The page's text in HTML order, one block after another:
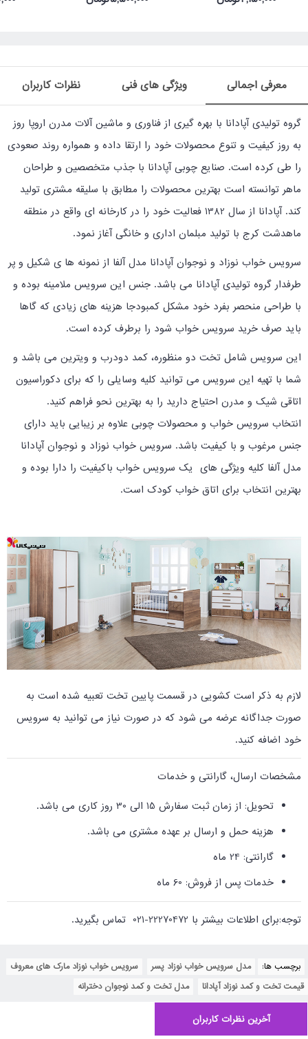
معرفی اجمالی ویژگی های فنی نظرات کاربران
گروه تولیدی آپادانا با بهره گیری از فناوری و ماشین آلات مدرن اروپا روز
به روز کیفیت و تنوع محصولات خود را ارتقا داده و همواره روند صعودی
را طی کرده است. صنایع چوبی آپادانا با جذب متخصصین و طراحان
ماهر توانسته است بهترین محصولات را مطابق با سلیقه مشتری تولید
کند. آپادانا از سال 1382 فعالیت خود را در کارخانه ای واقع در منطقه
ماهدشت کرج با تولید مبلمان اداری و خانگی آغاز نمود.
سرویس خواب نوزاد و نوجوان آپادانا مدل آلفا از نمونه ها ی شکیل و پر
طرفدار گروه تولیدی آپادانا می باشد. جنس این سرویس ملامینه بوده و
با طراحی منحصر بفرد خود مشکل کمبودجا هزینه های زیادی که گاها
باید صرف خرید سرویس خواب شود را برطرف کرده است.
این سرویس شامل تخت دو منظوره، کمد دودرب و ویترین می باشد و
شما با تهیه این سرویس می توانید کلیه وسایلی را که برای دکوراسیون
اتاقی شیک و مدرن احتیاج دارید را به بهترین نحو فراهم کنید.
انتخاب سرویس خواب و محصولات چوبی علاوه بر زیبایی باید دارای
جنس مرغوب و با کیفیت باشد. سرویس خواب نوزاد و نوجوان آپادانا
مدل آلفا کلیه ویژگی های یک سرویس خواب باکیفیت را دارا بوده و
بهترین انتخاب برای اتاق خواب کودک است.
لازم به ذکر است کشویی در قسمت پایین تخت تعبیه شده است به
صورت جداگانه عرضه می شود که در صورت نیاز می توانید به سرویس
خود اضافه کنید.
مشخصات ارسال، گارانتی و خدمات
تحویل: از زمان ثبت سفارش 15 الی 30 روز کاری می باشد
.
هزینه حمل و ارسال بر عهده مشتری می باشد.
گارانتی: 24 ماه
خدمات پس از فروش: 60 ماه
توجه:برای اطلاعات بیشتر با 22270472-021 تماس بگیرید .
برچسب ها: مدل سرویس خواب نوزاد پسر سرویس خواب نوزاد مارک های معروف
قیمت تخت و کمد نوزاد آپادانا
مدل تخت و کمد نوجوان دخترانه
آخرین نظرات کاربران